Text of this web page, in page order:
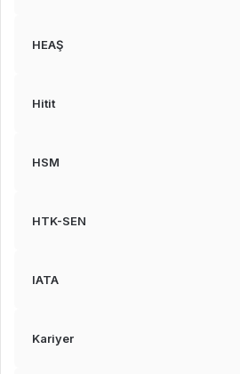
HEAŞ
Hitit
HSM
HTK-SEN
IATA
Kariyer